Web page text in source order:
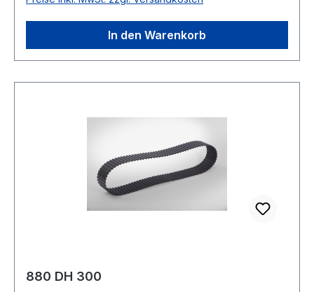
In den Warenkorb
880 DH 300